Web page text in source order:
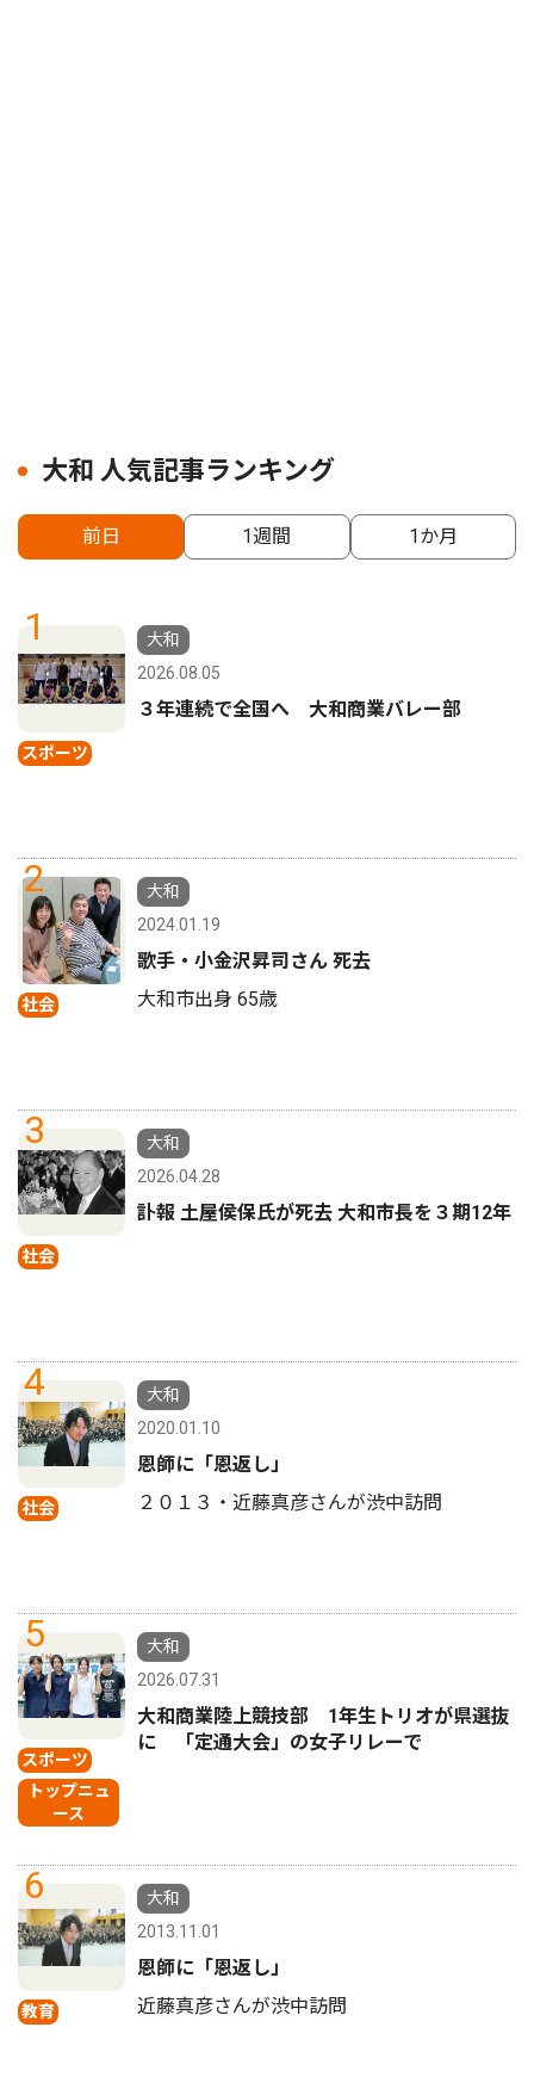
大和 人気記事ランキング
前日 1週間 1か月
1
スポーツ
大和
2026.08.05
３年連続で全国へ 大和商業バレー部
2
社会
大和
2024.01.19
歌手・小金沢昇司さん 死去
大和市出身 65歳
3
社会
大和
2026.04.28
訃報 土屋侯保氏が死去 大和市長を３期12年
4
社会
大和
2020.01.10
恩師に「恩返し」
２０１３・近藤真彦さんが渋中訪問
5
スポーツ
トップニュ
ース
大和
2026.07.31
大和商業陸上競技部 1年生トリオが県選抜
に 「定通大会」の女子リレーで
6
教育
大和
2013.11.01
恩師に「恩返し」
近藤真彦さんが渋中訪問